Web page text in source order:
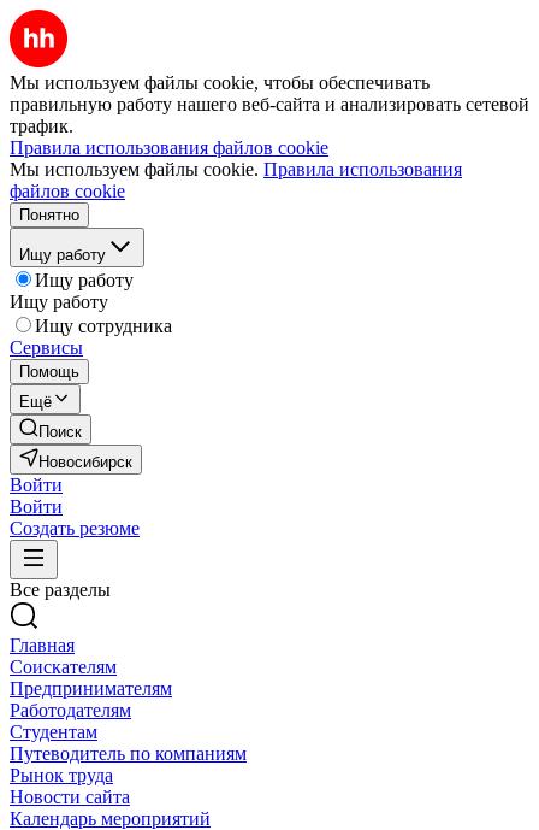
Мы используем файлы cookie, чтобы обеспечивать
правильную работу нашего веб-сайта и анализировать сетевой
трафик.
Правила использования файлов cookie
Мы используем файлы cookie. Правила использования
файлов cookie
Понятно
Ищу работу
Ищу работу
Ищу работу
Ищу сотрудника
Сервисы
Помощь
Ещё
Поиск
Новосибирск
Войти
Войти
Создать резюме
Все разделы
Главная
Соискателям
Предпринимателям
Работодателям
Студентам
Путеводитель по компаниям
Рынок труда
Новости сайта
Календарь мероприятий